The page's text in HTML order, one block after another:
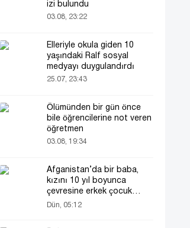
izi bulundu
03.08, 23:22
Elleriyle okula giden 10
yaşındaki Ralf sosyal
medyayı duygulandırdı
25.07, 23:43
Ölümünden bir gün önce
bile öğrencilerine not veren
öğretmen
03.08, 19:34
Afganistan’da bir baba,
kızını 10 yıl boyunca
çevresine erkek çocuk
olarak tanıttı
Dün, 05:12